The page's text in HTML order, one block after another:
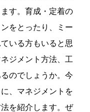
す。育成・定着の
をとったり、ミー
いる方もいると思
ジメント方法、工
のでしょうか。今
、マネジメントを
を紹介します。ぜ